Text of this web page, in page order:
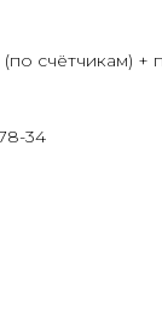
счётчикам) +
34